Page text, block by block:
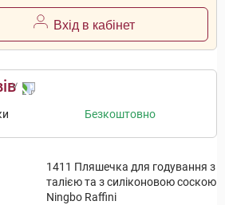
Вхід в кабінет
Безкоштовно
1411 Пляшечка для годування з
талією та з силіконовою соскою
Ningbo Raffini